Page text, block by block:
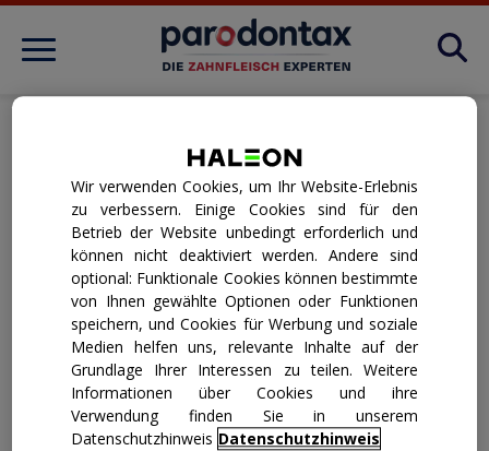
Pflege
Erkrankung
Active Repair
KONTAKT
Wir würden gerne von Ihnen hören. Wenn Sie Fragen haben
oder uns Ihre Meinung zu parodontax Produkten mitteilen
möchten, wenden Sie sich bitte an:
Telefon: 0800 6645626 (für Anrufer aus Deutschland)
08000 70259 (für Anrufer aus Österreich)
Email: consumer.contact@gsk.com
Wir verwenden Cookies, um Ihr Website-Erlebnis
zu verbessern. Einige Cookies sind für den
Betrieb der Website unbedingt erforderlich und
können nicht deaktiviert werden. Andere sind
optional: Funktionale Cookies können bestimmte
von Ihnen gewählte Optionen oder Funktionen
speichern, und Cookies für Werbung und soziale
Medien helfen uns, relevante Inhalte auf der
Grundlage Ihrer Interessen zu teilen. Weitere
Informationen über Cookies und ihre
Verwendung finden Sie in unserem
Datenschutzhinweis Datenschutzhinweis